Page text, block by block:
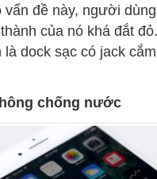
vấn đề này, người
của nó khá đắt
dock sạc có jack
chống nước